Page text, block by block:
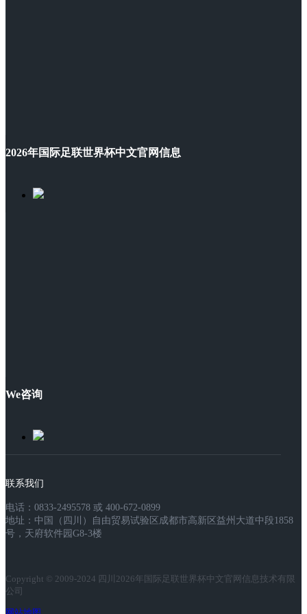
2026年国际足联世界杯中文官网信息
We咨询
联系我们
电话：0833-2495578 或 400-672-0899
地址：中国（四川）自由贸易试验区成都市高新区益州大道中段1858
号，天府软件园G8-3楼
Copyright © 2009-2024 四川2026年国际足联世界杯中文官网信息技术有限
公司